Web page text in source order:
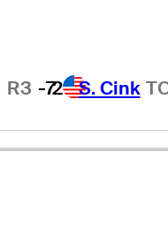
R3 -72 S. Cink